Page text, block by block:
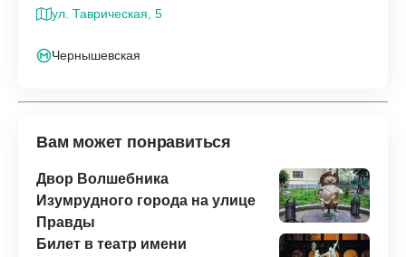
ул. Таврическая, 5
Чернышевская
Вам может понравиться
Двор Волшебника
Изумрудного города на улице
Правды
Билет в театр имени